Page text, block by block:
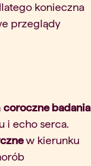
konieczna
przeglądy
coroczne badania
i echo serca.
w kierunku